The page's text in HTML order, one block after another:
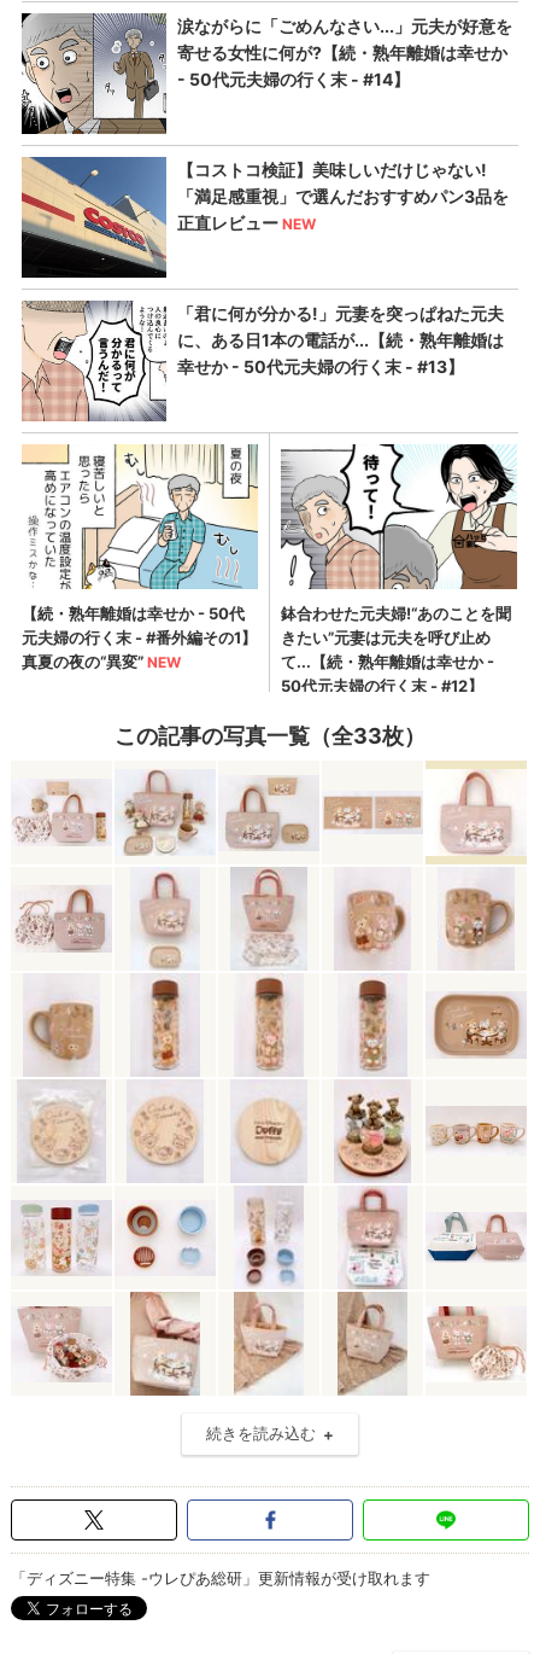
この記事の写真一覧（全33枚）
続きを読み込む
「ディズニー特集 -ウレぴあ総研」更新情報が受け取れます